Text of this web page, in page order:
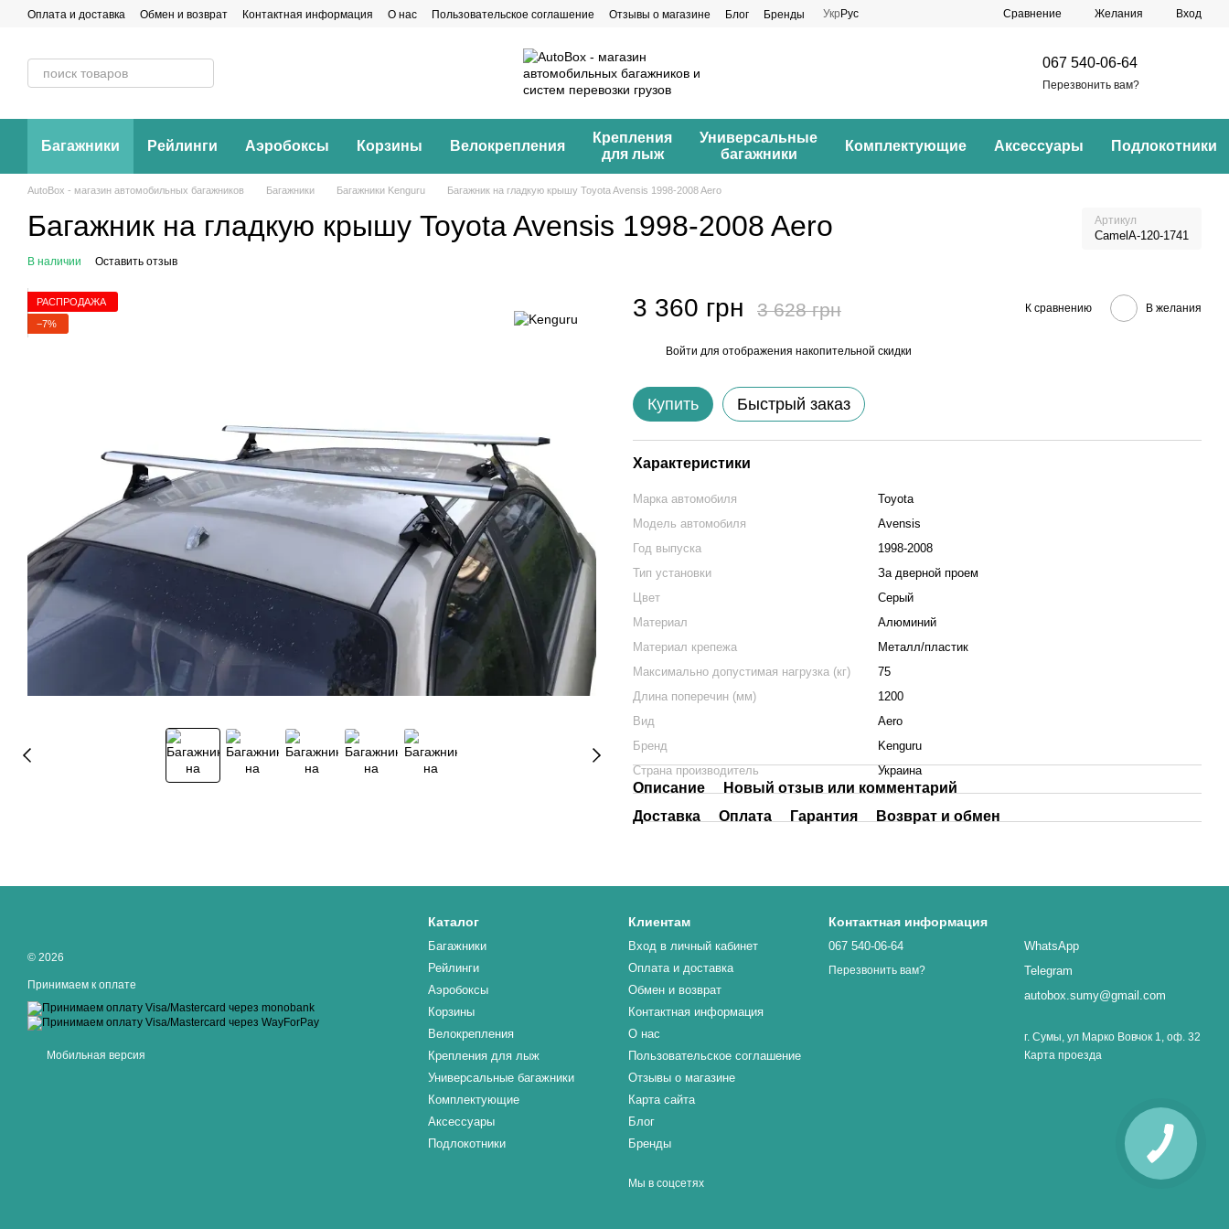
Перейти к основному контенту
Оплата и доставка Обмен и возврат Контактная информация О нас Пользовательское соглашение Отзывы о магазине Блог Бренды Укр Рус Сравнение Желания Вход
067 540-06-64
Перезвонить вам?
Багажники Рейлинги Аэробоксы Корзины Велокрепления
Крепления
для лыж
Универсальные
багажники
Комплектующие Аксессуары Подлокотники
AutoBox - магазин автомобильных багажников Багажники Багажники Kenguru Багажник на гладкую крышу Toyota Avensis 1998-2008 Aero
Багажник на гладкую крышу Toyota Avensis 1998-2008 Aero Артикул
CamelA-120-1741
В наличии Оставить отзыв
РАСПРОДАЖА
−7%
3 360 грн 3 628 грн К сравнению В желания
Войти для отображения накопительной скидки
Купить Быстрый заказ
Характеристики
Марка автомобиля
Toyota
Модель автомобиля
Avensis
Год выпуска
1998-2008
Тип установки
За дверной проем
Цвет
Серый
Материал
Алюминий
Материал крепежа
Металл/пластик
Максимально допустимая нагрузка (кг)
75
Длина поперечин (мм)
1200
Вид
Aero
Бренд
Kenguru
Страна производитель
Украина
Описание
Новый отзыв или комментарий
Доставка
Оплата Гарантия Возврат и обмен
© 2026
Принимаем к оплате
Мобильная версия
Каталог
Багажники
Рейлинги
Аэробоксы
Корзины
Велокрепления
Крепления для лыж
Универсальные багажники
Комплектующие
Аксессуары
Подлокотники
Клиентам
Вход в личный кабинет
Оплата и доставка
Обмен и возврат
Контактная информация
О нас
Пользовательское соглашение
Отзывы о магазине
Карта сайта
Блог
Бренды
Мы в соцсетях
Контактная информация
067 540-06-64
Перезвонить вам?
WhatsApp
Telegram
autobox.sumy@gmail.com
г. Сумы, ул Марко Вовчок 1, оф. 32
Карта проезда